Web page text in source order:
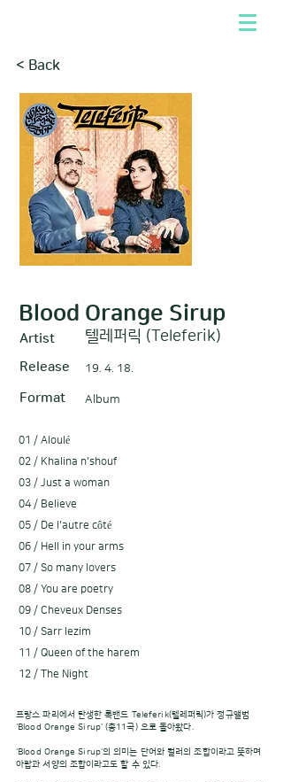
< Back
Blood Orange Sirup
Artist 텔레퍼릭 (Teleferik)
Release 19. 4. 18.
Format Album
01 / Aloulé
02 / Khalina n'shouf
03 / Just a woman
04 / Believe
05 / De l'autre côté
06 / Hell in your arms
07 / So many lovers
08 / You are poetry
09 / Cheveux Denses
10 / Sarr lezim
11 / Queen of the harem
12 / The Night
프랑스 파리에서 탄생한 록밴드 Teleferik(텔레퍼릭)가 정규앨범
'Blood Orange Sirup' (총11곡) 으로 돌아왔다.
'Blood Orange Sirup'의 의미는 단어와 컬러의 조합이라고 뜻하며
아랍과 서양의 조합이라고도 할 수 있다.